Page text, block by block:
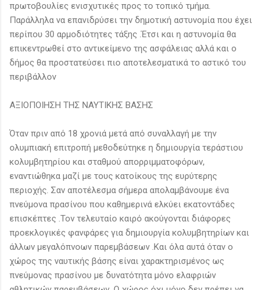
πρωτοβουλίες ενισχυτικές προς το τοπικό τμήμα.
Παράλληλα να επανιδρύσει την δημοτική αστυνομία που έχει
περίπου 30 αρμοδιότητες τάξης .Έτσι και η αστυνομία θα
επικεντρωθεί στο αντικείμενο της ασφάλειας αλλά και ο
δήμος θα προστατεύσει πιο αποτελεσματικά το αστικό του
περιβάλλον
ΑΞΙΟΠΟΙΗΣΗ ΤΗΣ ΝΑΥΤΙΚΗΣ ΒΑΣΗΣ
Όταν πριν από 18 χρονιά μετά από συναλλαγή με την
ολυμπιακή επιτροπή μεθοδεύτηκε η δημιουργία τεράστιου
κολυμβητηρίου και σταθμού απορριμματοφόρων,
εναντιώθηκα μαζί με τους κατοίκους της ευρύτερης
περιοχής. Σαν αποτέλεσμα σήμερα απολαμβάνουμε ένα
πνεύμονα πρασίνου που καθημερινά ελκύει εκατοντάδες
επισκέπτες .Τον τελευταίο καιρό ακούγονται διάφορες
προεκλογικές φανφάρες για δημιουργία κολυμβητηρίων και
άλλων μεγαλόπνοων παρεμβάσεων .Και όλα αυτά όταν ο
χώρος της ναυτικής βάσης είναι χαρακτηρισμένος ως
πνεύμονας πρασίνου με δυνατότητα μόνο ελαφριών